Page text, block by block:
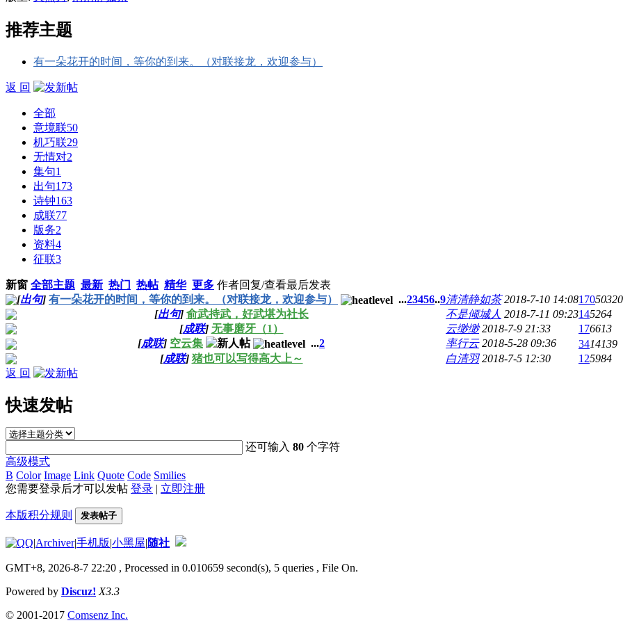
推荐主题
有一朵花开的时间，等你的到来。（对联接龙，欢迎参与）
返 回
全部
意境联50
机巧联29
无情对2
集句1
出句173
诗钟163
成联77
版务2
资料4
征联3
新窗 全部主题 最新 热门 热帖 精华 更多 作者回复/查看最后发表
[出句] 有一朵花开的时间，等你的到来。（对联接龙，欢迎参与） ...23456..9清清静如茶 2018-7-10 14:0817050320
[出句] 俞武持武，好武堪为社长 不是倾城人 2018-7-11 09:23145264
[成联] 无事磨牙（1） 云缈缈 2018-7-9 21:33 176613
[成联] 空云集 ...2 率行云 2018-5-28 09:36 3414139
[成联] 猪也可以写得高大上～ 白清羽 2018-7-5 12:30 125984
返 回
快速发帖
还可输入80 个字符
高级模式
B Color Image Link Quote Code Smilies
您需要登录后才可以发帖 登录 | 立即注册
本版积分规则 发表帖子
|Archiver|手机版|小黑屋|随社
GMT+8, 2026-8-7 22:20 , Processed in 0.010659 second(s), 5 queries , File On.
Powered by Discuz! X3.3
© 2001-2017 Comsenz Inc.